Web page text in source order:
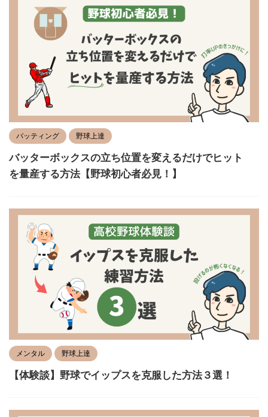
バッティング 野球上達
バッターボックスの立ち位置を変えるだけでヒット
を量産する方法【野球初心者必見！】
メンタル 野球上達
【体験談】野球でイップスを克服した方法３選！